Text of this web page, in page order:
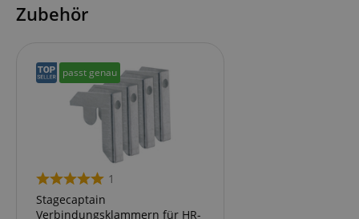
Zubehör
passt genau
1
Stagecaptain
Verbindungsklammern für HR-